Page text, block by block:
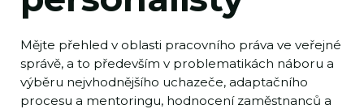
Mějte přehled v oblasti pracovního práva ve veřejné
správě, a to především v problematikách náboru a
výběru nejvhodnějšího uchazeče, adaptačního
procesu a mentoringu, hodnocení zaměstnanců a